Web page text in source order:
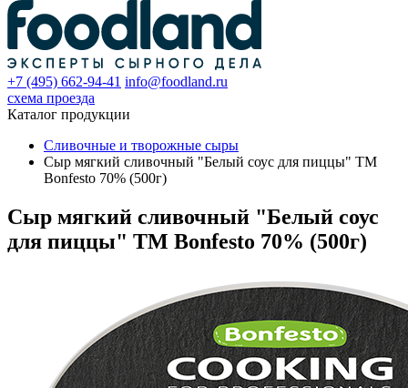
+7 (495) 662-94-41 info@foodland.ru
схема проезда
Каталог продукции
Сливочные и творожные сыры
Сыр мягкий сливочный "Белый соус для пиццы" ТМ
Bonfesto 70% (500г)
Сыр мягкий сливочный "Белый соус
для пиццы" ТМ Bonfesto 70% (500г)